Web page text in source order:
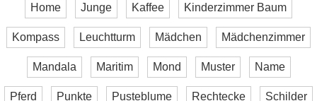
Home Junge Kaffee Kinderzimmer Baum
Kompass Leuchtturm Mädchen Mädchenzimmer
Mandala Maritim Mond Muster Name
Pferd Punkte Pusteblume Rechtecke Schilder